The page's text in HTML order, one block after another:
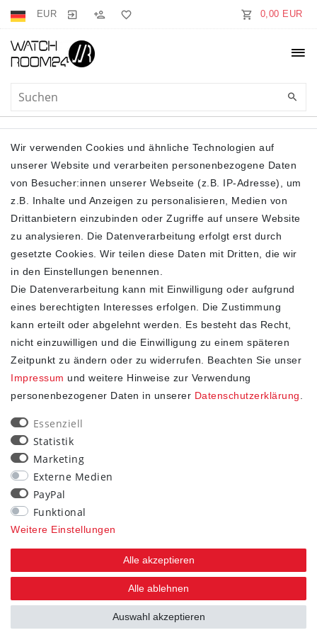
EUR 0,00 EUR
WINTERJACKEN
Filter
SHOP
Impressum
Daten­schutz­erklärung
AGB
Widerrufs­recht
STAY CONNECTED
Wir verwenden Cookies und ähnliche Technologien auf
unserer Website und verarbeiten personenbezogene Daten
von Besucher:innen unserer Webseite (z.B. IP-Adresse), um
z.B. Inhalte und Anzeigen zu personalisieren, Medien von
Drittanbietern einzubinden oder Zugriffe auf unsere Website
zu analysieren. Die Datenverarbeitung erfolgt erst durch
gesetzte Cookies. Wir teilen diese Daten mit Dritten, die wir
in den Einstellungen benennen.
Die Datenverarbeitung kann mit Einwilligung oder aufgrund
eines berechtigten Interesses erfolgen. Die Zustimmung
kann erteilt oder abgelehnt werden. Es besteht das Recht,
nicht einzuwilligen und die Einwilligung zu einem späteren
Zeitpunkt zu ändern oder zu widerrufen. Beachten Sie unser
Impressum und weitere Hinweise zur Verwendung
personenbezogener Daten in unserer Daten­schutz­erklärung
Essenziell
Statistik
Marketing
Externe Medien
PayPal
Funktional
Weitere Einstellungen
Alle akzeptieren
Alle ablehnen
Auswahl akzeptieren